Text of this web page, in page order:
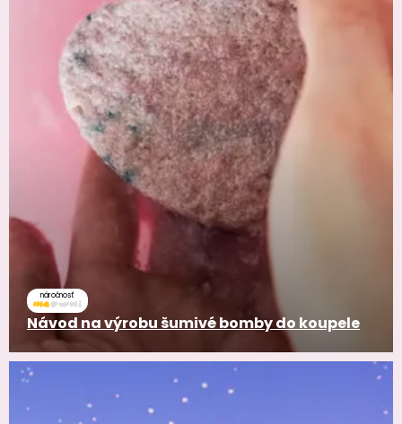
náročnosť
Návod na výrobu šumivé bomby do koupele